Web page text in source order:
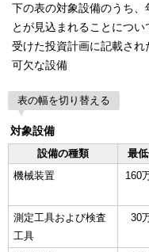
下の表の対象設備のうち、
とが見込まれることにつ
受けた投資計画に記載さ
可欠な設備
表の幅を切り替える
対象設備
設備の種類
最
機械装置
160
測定工具および検査
工具
30